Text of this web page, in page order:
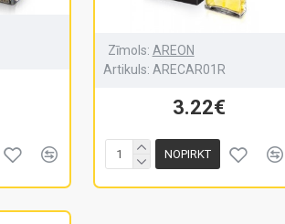
Zīmols: AREON
Artikuls: ARECAR01R
3.22€
NOPIRKT